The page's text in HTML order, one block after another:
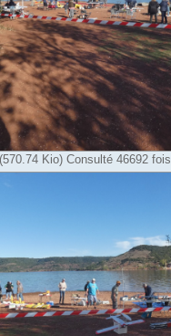
Kio) Consulté 46692 fois